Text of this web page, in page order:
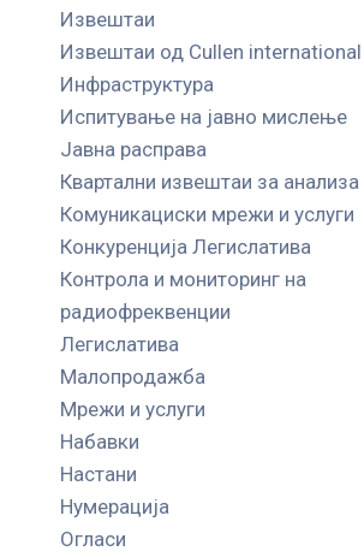
Извештаи
Извештаи од Cullen international
Инфраструктура
Испитување на јавно мислење
Јавна расправа
Квартални извештаи за анализа
Комуникациски мрежи и услуги
Конкуренција Легислатива
Контрола и мониторинг на
радиофреквенции
Легислатива
Малопродажба
Мрежи и услуги
Набавки
Настани
Нумерација
Огласи